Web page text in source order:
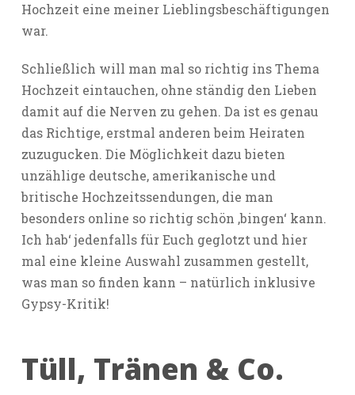
Hochzeit eine meiner Lieblingsbeschäftigungen
war.
Schließlich will man mal so richtig ins Thema
Hochzeit eintauchen, ohne ständig den Lieben
damit auf die Nerven zu gehen. Da ist es genau
das Richtige, erstmal anderen beim Heiraten
zuzugucken. Die Möglichkeit dazu bieten
unzählige deutsche, amerikanische und
britische Hochzeitssendungen, die man
besonders online so richtig schön ‚bingen‘ kann.
Ich hab‘ jedenfalls für Euch geglotzt und hier
mal eine kleine Auswahl zusammen gestellt,
was man so finden kann – natürlich inklusive
Gypsy-Kritik!
Tüll, Tränen & Co.